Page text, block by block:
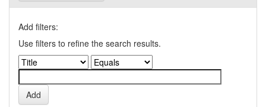
Add filters:
Use filters to refine the search results.